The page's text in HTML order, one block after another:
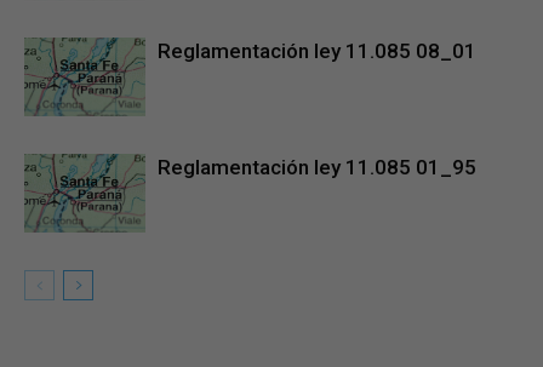
Reglamentación ley 11.085 08_01
Reglamentación ley 11.085 01_95